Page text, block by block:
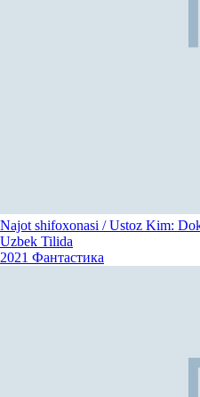
Najot shifoxonasi / Ustoz Kim:
Uzbek Tilida
2021 Фантастика